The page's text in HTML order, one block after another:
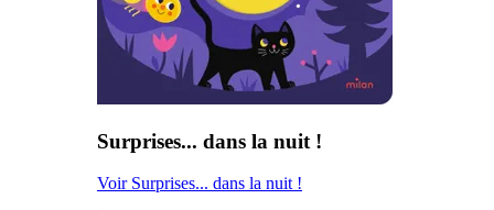
Surprises... dans la nuit !
Voir Surprises... dans la nuit !